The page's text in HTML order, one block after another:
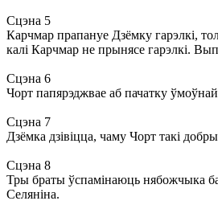
Сцэна 5
Карчмар прапануе Дзёмку гарэлкі,
калі Карчмар не прынясе гарэлкі.
Сцэна 6
Чорт папярэджвае аб пачатку
Сцэна 7
Дзёмка дзівіцца, чаму Чорт такі
Сцэна 8
Тры браты ўспамінаюць нябожчыка
Селяніна.